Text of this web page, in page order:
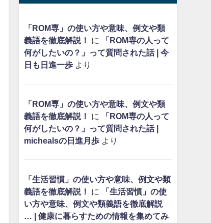
「ROM専」の使い方や意味、例文や類
義語を徹底解説！
に
「ROM専の人って
何がしたいの？」って質問された話 | 今
日も日進一歩より
「ROM専」の使い方や意味、例文や類
義語を徹底解説！
に
「ROM専の人って
何がしたいの？」って質問された話 |
michealsの日進月歩より
「生活習慣」の使い方や意味、例文や類
義語を徹底解説！
に
「生活習慣」の使
い方や意味、例文や類義語を徹底解説
… | 健康に暮らすための情報を集めてみ